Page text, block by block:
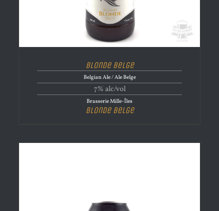
Blonde Belge
Belgian Ale / Ale Belge
7% alc/vol
Brasserie Mille-Îles
Blonde Belge